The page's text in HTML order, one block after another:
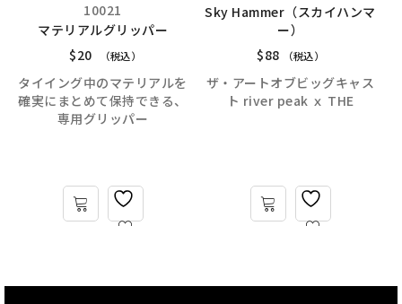
10021
マテリアルグリッパー
$20 （税込）
タイイング中のマテリアルを
確実にまとめて保持できる、
専用グリッパー
Sky Hammer（スカイハンマ
ー）
$88 （税込）
ザ・アートオブビッグキャス
ト river peak ｘ THE